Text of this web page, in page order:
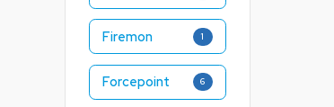
Firemon 1
Forcepoint 6